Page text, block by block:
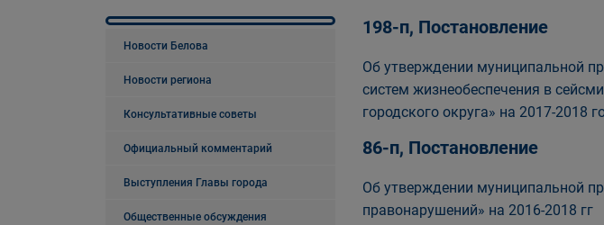
Новости Белова
Новости региона
Консультативные советы
Официальный комментарий
Выступления Главы города
Общественные обсуждения
198-п, Постановление
Об утверждении муниципальной
систем жизнеобеспечения в
городского округа» на 2017-2018
86-п, Постановление
Об утверждении муниципальной
правонарушений» на 2016-2018 гг